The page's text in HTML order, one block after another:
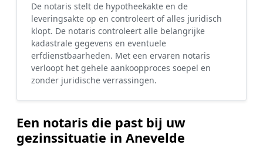
De notaris stelt de hypotheekakte en de
leveringsakte op en controleert of alles juridisch
klopt. De notaris controleert alle belangrijke
kadastrale gegevens en eventuele
erfdienstbaarheden. Met een ervaren notaris
verloopt het gehele aankoopproces soepel en
zonder juridische verrassingen.
Een notaris die past bij uw
gezinssituatie in Anevelde